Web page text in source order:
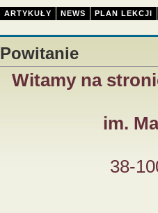
ARTYKUŁY NEWS
PLAN LEKCJI
Powitanie
Witamy na
im.
38-